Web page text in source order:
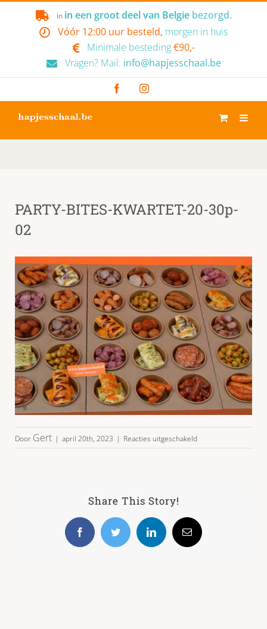
in in een groot deel van Belgie bezorgd.
Vóór 12:00 uur besteld, morgen in huis
Minimale besteding€90,-
Vragen? Mail: info@hapjesschaal.be
FacebookInstagram
PARTY-BITES-KWARTET-20-30p-
02
Door Gert | april 20th, 2023 | Reacties uitgeschakeld
PARTY-
Share This Story!
FacebookTwitter LinkedInE-
mail